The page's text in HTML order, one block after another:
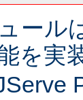
ール
を実